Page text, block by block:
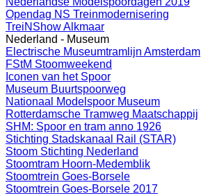
Opendag NS Treinmodernisering
TreiNShow Alkmaar
Nederland - Museum
Electrische Museumtramlijn Amsterdam
FStM Stoomweekend
Iconen van het Spoor
Museum Buurtspoorweg
Nationaal Modelspoor Museum
Rotterdamsche Tramweg Maatschappij
SHM: Spoor en tram anno 1926
Stichting Stadskanaal Rail (STAR)
Stoom Stichting Nederland
Stoomtram Hoorn-Medemblik
Stoomtrein Goes-Borsele
Stoomtrein Goes-Borsele 2017